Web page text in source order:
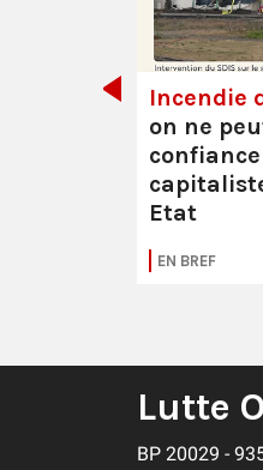
Incendie
on ne
Etat
EN BREF
Lutte
BP 20029 -